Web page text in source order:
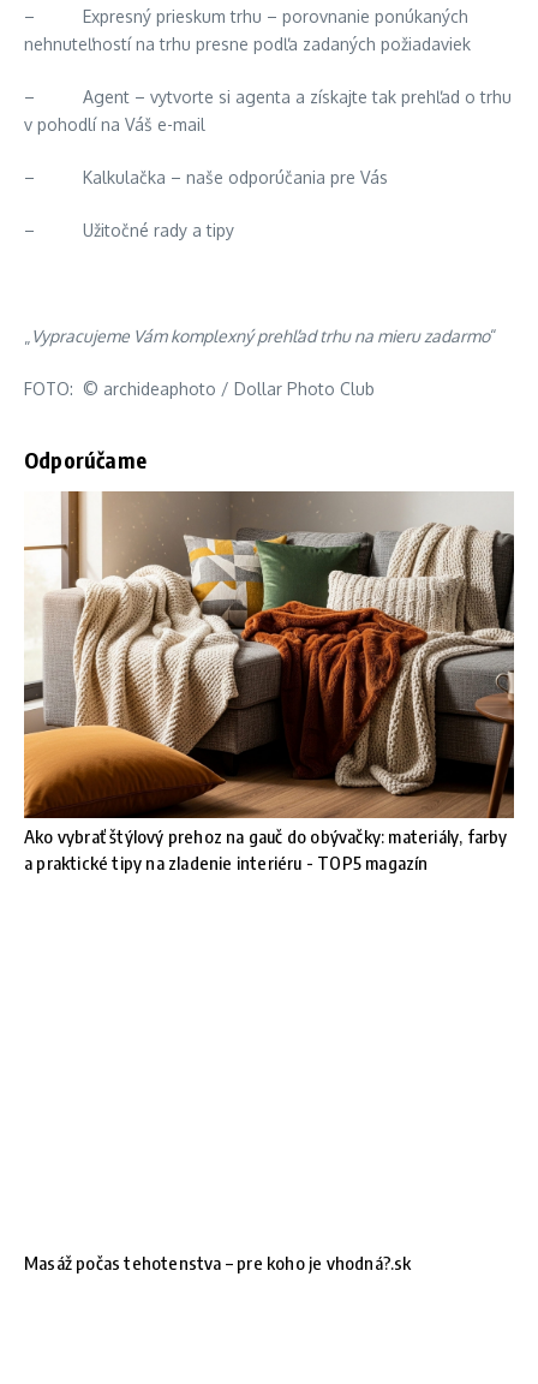
– Expresný prieskum trhu – porovnanie ponúkaných
nehnuteľností na trhu presne podľa zadaných požiadaviek
– Agent – vytvorte si agenta a získajte tak prehľad o trhu
v pohodlí na Váš e-mail
– Kalkulačka – naše odporúčania pre Vás
– Užitočné rady a tipy
Vypracujeme Vám komplexný prehľad trhu na mieru zadarmo“
FOTO: © archideaphoto / Dollar Photo Club
Odporúčame
Ako vybrať štýlový prehoz na gauč do obývačky: materiály, farby
a praktické tipy na zladenie interiéru - TOP5 magazín
Masáž počas tehotenstva – pre koho je vhodná?.sk